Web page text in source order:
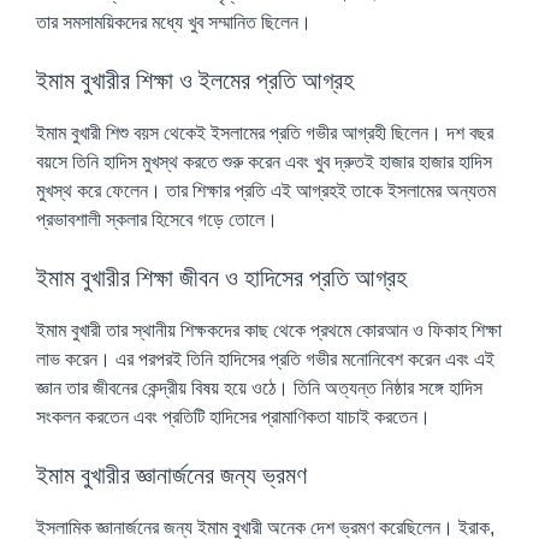
তার সমসাময়িকদের মধ্যে খুব সম্মানিত ছিলেন।
ইমাম বুখারীর শিক্ষা ও ইলমের প্রতি আগ্রহ
ইমাম বুখারী শিশু বয়স থেকেই ইসলামের প্রতি গভীর আগ্রহী ছিলেন। দশ বছর
বয়সে তিনি হাদিস মুখস্থ করতে শুরু করেন এবং খুব দ্রুতই হাজার হাজার হাদিস
মুখস্থ করে ফেলেন। তার শিক্ষার প্রতি এই আগ্রহই তাকে ইসলামের অন্যতম
প্রভাবশালী স্কলার হিসেবে গড়ে তোলে।
ইমাম বুখারীর শিক্ষা জীবন ও হাদিসের প্রতি আগ্রহ
ইমাম বুখারী তার স্থানীয় শিক্ষকদের কাছ থেকে প্রথমে কোরআন ও ফিকাহ শিক্ষা
লাভ করেন। এর পরপরই তিনি হাদিসের প্রতি গভীর মনোনিবেশ করেন এবং এই
জ্ঞান তার জীবনের কেন্দ্রীয় বিষয় হয়ে ওঠে। তিনি অত্যন্ত নিষ্ঠার সঙ্গে হাদিস
সংকলন করতেন এবং প্রতিটি হাদিসের প্রামাণিকতা যাচাই করতেন।
ইমাম বুখারীর জ্ঞানার্জনের জন্য ভ্রমণ
ইসলামিক জ্ঞানার্জনের জন্য ইমাম বুখারী অনেক দেশ ভ্রমণ করেছিলেন। ইরাক,